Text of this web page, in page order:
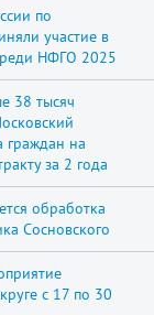
по
участие в
НФГО 2025
38 тысяч
граждан на
за 2 года
обработка
Сосновского
с 17 по 30